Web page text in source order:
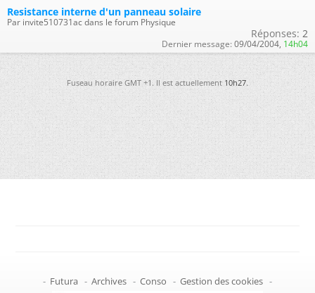
Resistance interne d'un panneau solaire
Par invite510731ac dans le forum Physique
Réponses: 2
Dernier message: 09/04/2004, 14h04
Fuseau horaire GMT +1. Il est actuellement10h27.
- Futura - Archives - Conso - Gestion des cookies -